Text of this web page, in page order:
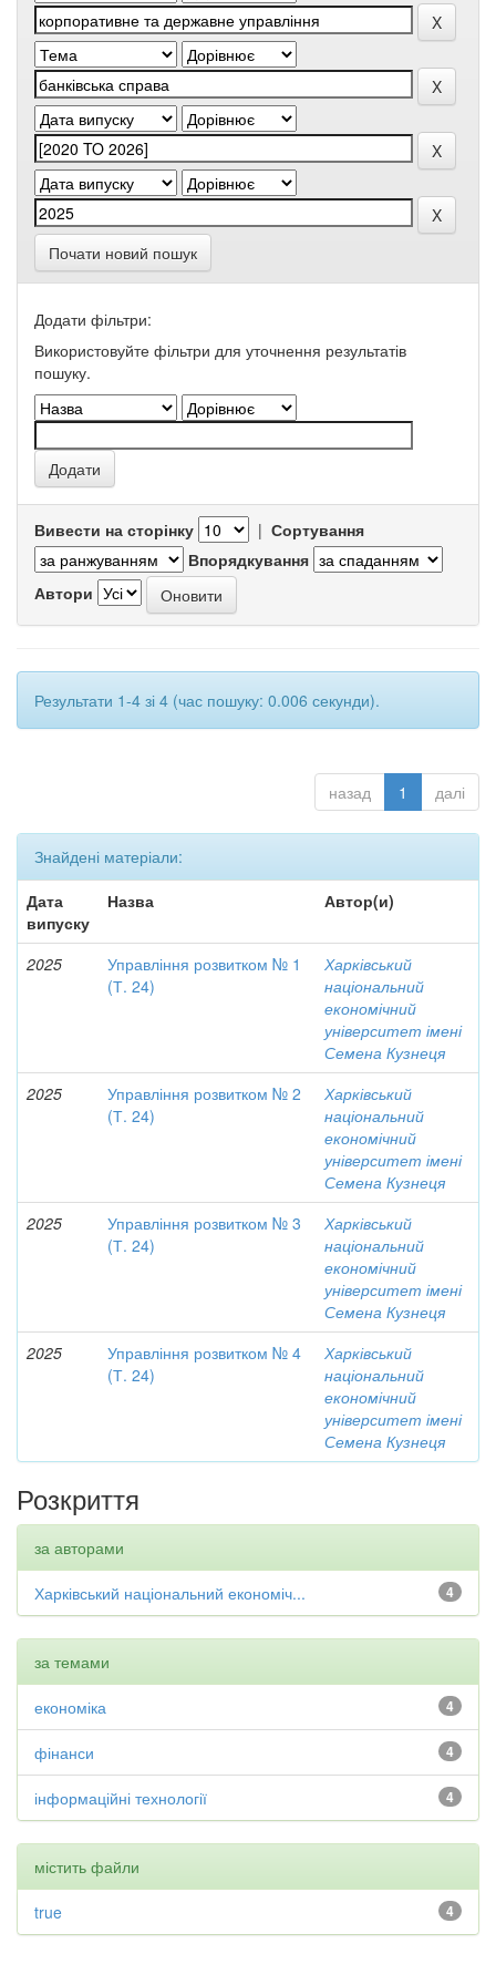
Почати новий пошук
Додати фільтри:
Використовуйте фільтри для уточнення результатів
пошуку.
Вивести на сторінку | Сортування
Впорядкування
Автори
Результати 1-4 зі 4 (час пошуку: 0.006 секунди).
назад 1 далі
Знайдені матеріали:
Дата
випуску
Назва Автор(и)
2025
Управління розвитком № 1
(Т. 24)
Харківський
національний
економічний
університет імені
Семена Кузнеця
2025
Управління розвитком № 2
(Т. 24)
Харківський
національний
економічний
університет імені
Семена Кузнеця
2025
Управління розвитком № 3
(Т. 24)
Харківський
національний
економічний
університет імені
Семена Кузнеця
2025
Управління розвитком № 4
(Т. 24)
Харківський
національний
економічний
університет імені
Семена Кузнеця
Розкриття
за авторами
4
Харківський національний економіч...
за темами
4
економіка
4
фінанси
4
інформаційні технології
містить файли
4
true